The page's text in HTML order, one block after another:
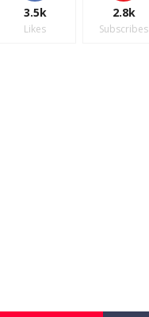
3.5k
Likes
2.8k
Subscribes